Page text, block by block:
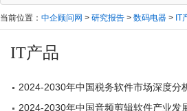
当前位置： 中企顾问网 > 研究报告 > 数码电器 > IT
IT产品
2024-2030年中国税务软件市场深度分
2024-2030年中国音频剪辑软件产业发